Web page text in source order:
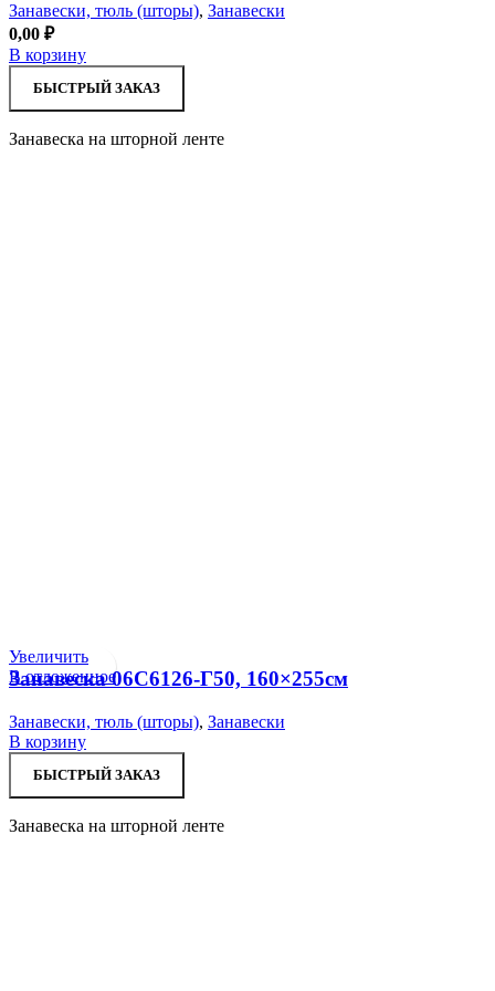
Занавески, тюль (шторы), Занавески
0,00 ₽
В корзину
БЫСТРЫЙ ЗАКАЗ
Занавеска на шторной ленте
Увеличить
В отложенное
Занавеска 06С6126-Г50, 160×255см
Занавески, тюль (шторы), Занавески
В корзину
БЫСТРЫЙ ЗАКАЗ
Занавеска на шторной ленте